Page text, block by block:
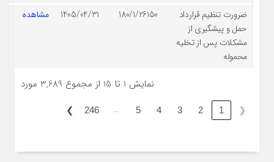
ضرورت تنظیم قرارداد
حمل و پیشگیری از
مشکلات پس از تخلیه
محموله
180/1/26150
1405/04/31 مشاهده
نمایش 1 تا 15 از مجموع 3,689 مورد
❮
1
2
3
4
5
…
246
❯